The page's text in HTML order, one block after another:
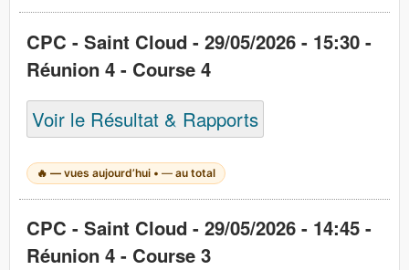
CPC - Saint Cloud - 29/05/2026 - 15:30 -
Réunion 4 - Course 4
Voir le Résultat & Rapports
🔥— vues aujourd’hui •— au total
CPC - Saint Cloud - 29/05/2026 - 14:45 -
Réunion 4 - Course 3